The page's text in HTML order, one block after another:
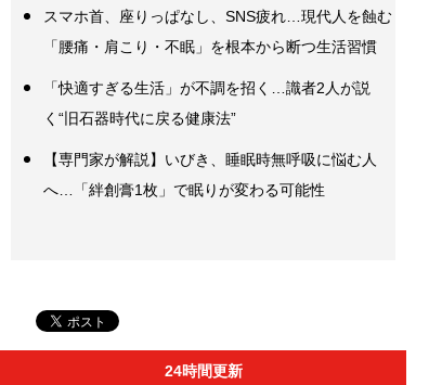
スマホ首、座りっぱなし、SNS疲れ…現代人を蝕む
「腰痛・肩こり・不眠」を根本から断つ生活習慣
「快適すぎる生活」が不調を招く…識者2人が説
く“旧石器時代に戻る健康法”
【専門家が解説】いびき、睡眠時無呼吸に悩む人
へ…「絆創膏1枚」で眠りが変わる可能性
24時間更新